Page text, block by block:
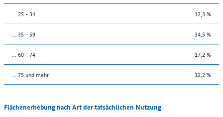
... 25 - 34 12,3 %
... 35 - 59 34,5 %
... 60 - 74 17,2 %
... 75 und mehr 12,2 %
Flächenerhebung nach Art der tatsächlichen Nutzung